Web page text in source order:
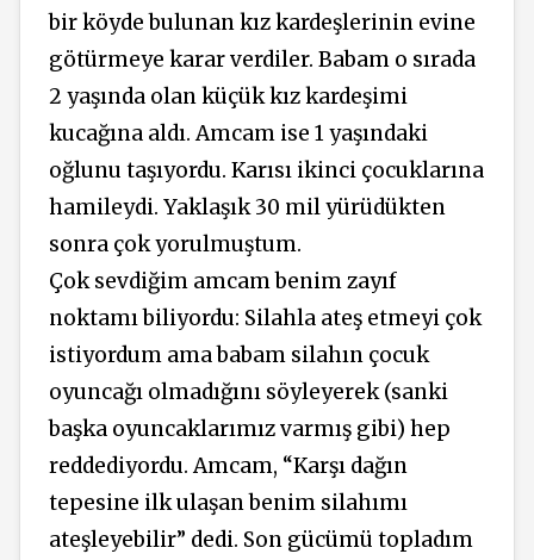
bir köyde bulunan kız kardeşlerinin evine
götürmeye karar verdiler. Babam o sırada
2 yaşında olan küçük kız kardeşimi
kucağına aldı. Amcam ise 1 yaşındaki
oğlunu taşıyordu. Karısı ikinci çocuklarına
hamileydi. Yaklaşık 30 mil yürüdükten
sonra çok yorulmuştum.
Çok sevdiğim amcam benim zayıf
noktamı biliyordu: Silahla ateş etmeyi çok
istiyordum ama babam silahın çocuk
oyuncağı olmadığını söyleyerek (sanki
başka oyuncaklarımız varmış gibi) hep
reddediyordu. Amcam, “Karşı dağın
tepesine ilk ulaşan benim silahımı
ateşleyebilir” dedi. Son gücümü topladım